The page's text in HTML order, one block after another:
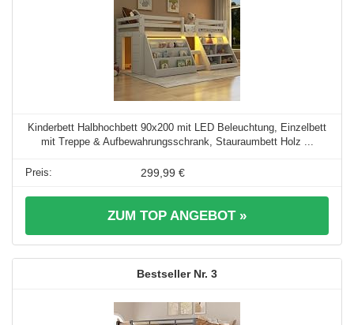
Kinderbett Halbhochbett 90x200 mit LED Beleuchtung, Einzelbett
mit Treppe & Aufbewahrungsschrank, Stauraumbett Holz ...
299,99 €
ZUM TOP ANGEBOT »
3